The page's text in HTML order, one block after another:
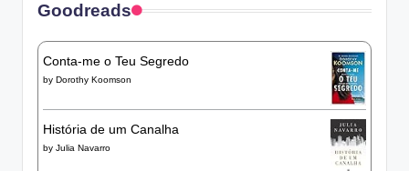
Goodreads
Conta-me o Teu Segredo
by Dorothy Koomson
História de um Canalha
by Julia Navarro